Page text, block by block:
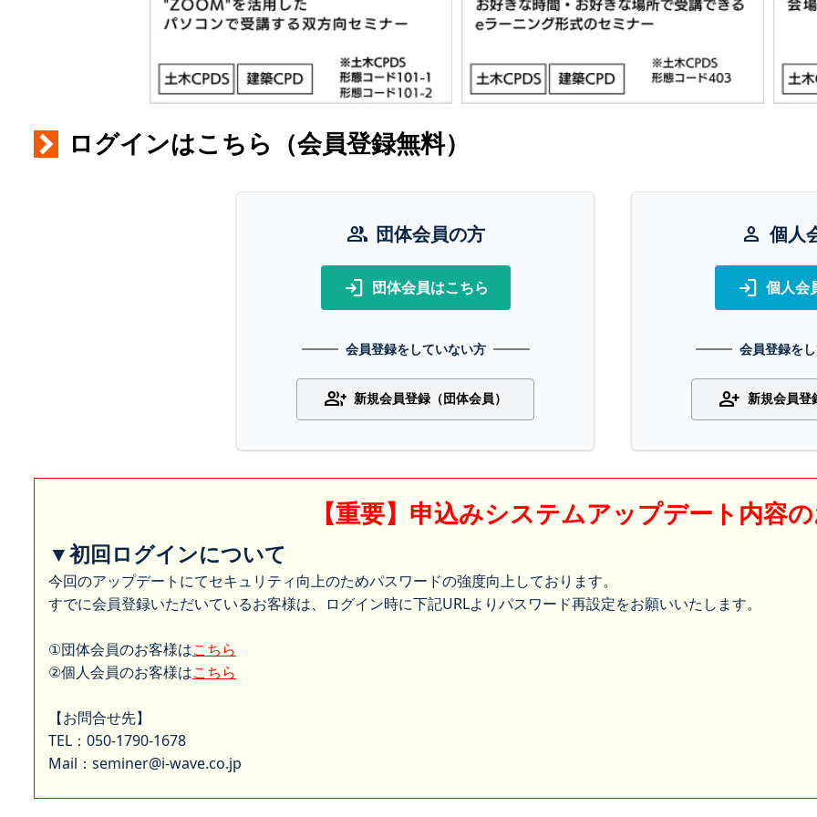
ログインはこちら（会員登録無料）
group 団体会員の方
login 団体会員はこちら
会員登録をしていない方
group_add 新規会員登録（団体会員）
person 個人
login 個人会
会員登録を
person_add 新規会員登
【重要】申込みシステムアップデート内容
▼初回ログインについて
今回のアップデートにてセキュリティ向上のためパスワードの強度向上しております。
すでに会員登録いただいているお客様は、ログイン時に下記URLよりパスワード再設定をお願いいたします。
①団体会員のお客様はこちら
②個人会員のお客様はこちら
【お問合せ先】
TEL：050-1790-1678
Mail：seminer@i-wave.co.jp